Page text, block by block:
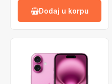
Dodaj u korpu